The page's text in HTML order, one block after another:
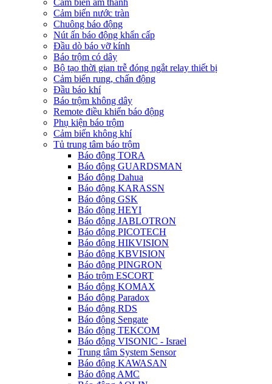
Cảm biến nước tràn
Chuông báo động
Nút ấn báo động khẩn cấp
Đầu dò báo vỡ kính
Báo trộm có dây
Bộ tạo thời gian trễ đóng ngắt relay thiết bị
Cảm biến rung, chấn động
Đầu báo khí
Báo trộm không dây
Remote điều khiển báo động
Phụ kiện báo trộm
Cảm biến không khí
Tủ trung tâm báo trộm
Báo động TORA
Báo động GUARDSMAN
Báo động Dahua
Báo động KARASSN
Báo động GSK
Báo động HEYI
Báo động JABLOTRON
Báo động PICOTECH
Báo động HIKVISION
Báo động KBVISION
Báo động PINGRON
Báo trộm ESCORT
Báo động KOMAX
Báo động Paradox
Báo động RDS
Báo động Sengate
Báo động TEKCOM
Báo động VISONIC - Israel
Trung tâm System Sensor
Báo động KAWASAN
Báo động AMC